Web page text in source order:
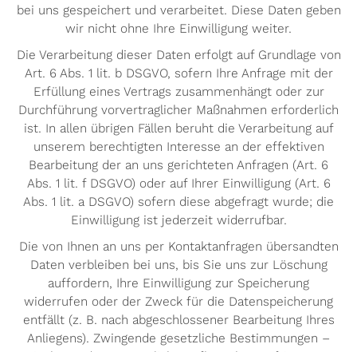
bei uns gespeichert und verarbeitet. Diese Daten geben
wir nicht ohne Ihre Einwilligung weiter.
Die Verarbeitung dieser Daten erfolgt auf Grundlage von
Art. 6 Abs. 1 lit. b DSGVO, sofern Ihre Anfrage mit der
Erfüllung eines Vertrags zusammenhängt oder zur
Durchführung vorvertraglicher Maßnahmen erforderlich
ist. In allen übrigen Fällen beruht die Verarbeitung auf
unserem berechtigten Interesse an der effektiven
Bearbeitung der an uns gerichteten Anfragen (Art. 6
Abs. 1 lit. f DSGVO) oder auf Ihrer Einwilligung (Art. 6
Abs. 1 lit. a DSGVO) sofern diese abgefragt wurde; die
Einwilligung ist jederzeit widerrufbar.
Die von Ihnen an uns per Kontaktanfragen übersandten
Daten verbleiben bei uns, bis Sie uns zur Löschung
auffordern, Ihre Einwilligung zur Speicherung
widerrufen oder der Zweck für die Datenspeicherung
entfällt (z. B. nach abgeschlossener Bearbeitung Ihres
Anliegens). Zwingende gesetzliche Bestimmungen –